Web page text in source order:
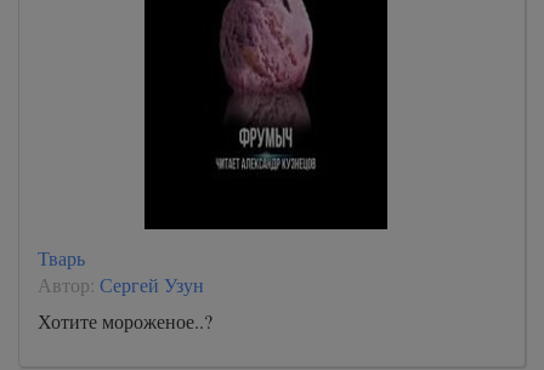
Тварь
Автор: Сергей Узун
Хотите мороженое..?